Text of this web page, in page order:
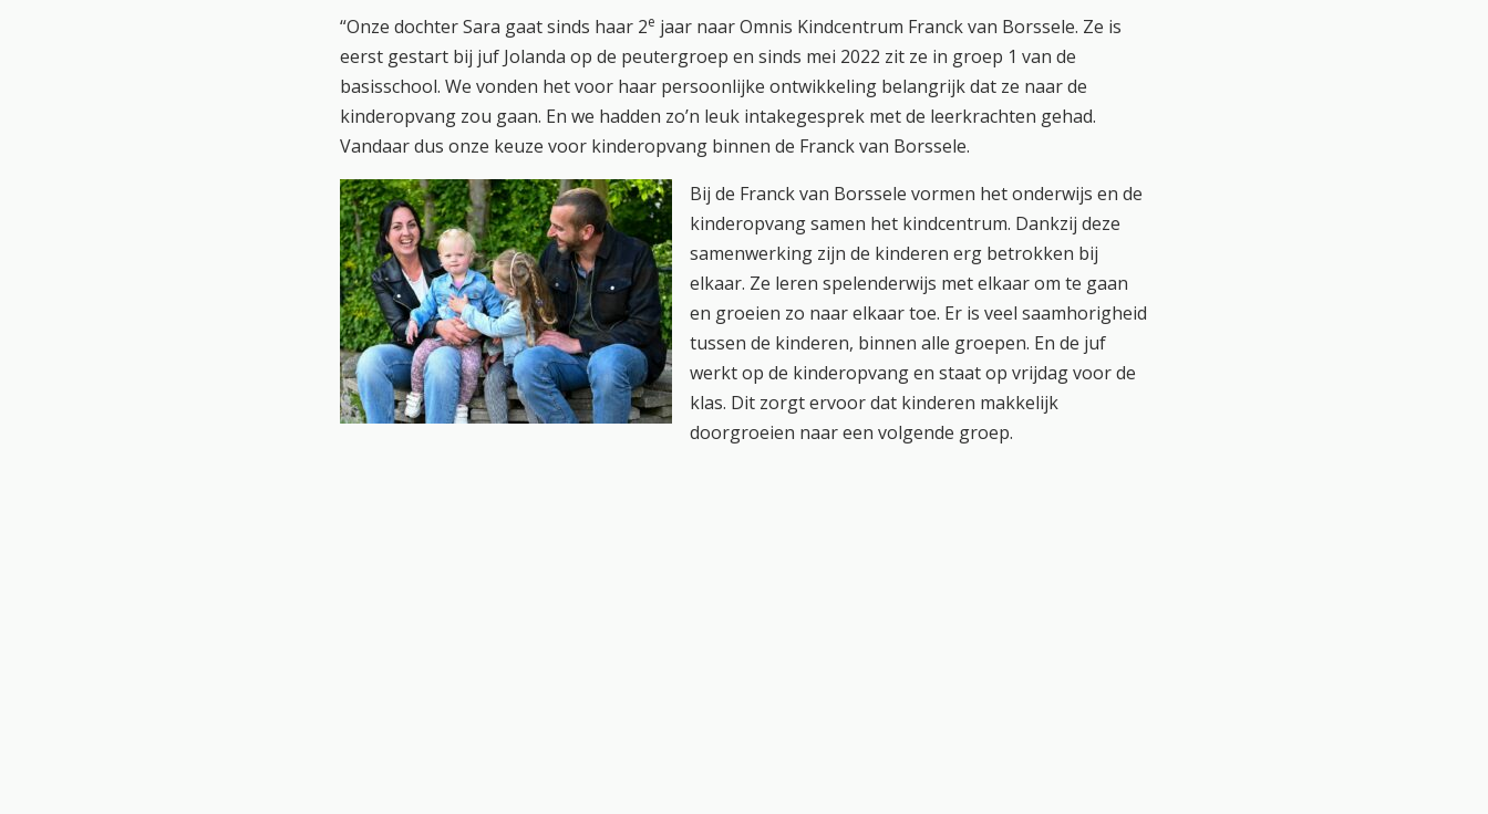
“Onze dochter Sara gaat sinds haar 2e jaar naar Omnis Kindcentrum Franck van Borssele. Ze is
eerst gestart bij juf Jolanda op de peutergroep en sinds mei 2022 zit ze in groep 1 van de
basisschool. We vonden het voor haar persoonlijke ontwikkeling belangrijk dat ze naar de
kinderopvang zou gaan. En we hadden zo’n leuk intakegesprek met de leerkrachten gehad.
Vandaar dus onze keuze voor kinderopvang binnen de Franck van Borssele.
Bij de Franck van Borssele vormen het onderwijs en de
kinderopvang samen het kindcentrum. Dankzij deze
samenwerking zijn de kinderen erg betrokken bij
elkaar. Ze leren spelenderwijs met elkaar om te gaan
en groeien zo naar elkaar toe. Er is veel saamhorigheid
tussen de kinderen, binnen alle groepen. En de juf
werkt op de kinderopvang en staat op vrijdag voor de
klas. Dit zorgt ervoor dat kinderen makkelijk
doorgroeien naar een volgende groep.